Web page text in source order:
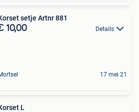
setje Artnr 881
10,00 Details
17 mei 21
L